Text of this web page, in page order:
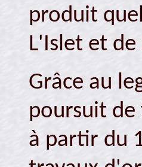
produit
L'Islet et de
Grâce au
poursuit de
à partir du